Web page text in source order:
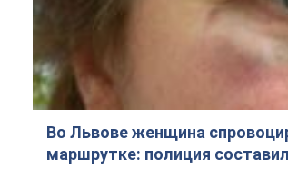
Во Львове женщина
маршрутке: полиция